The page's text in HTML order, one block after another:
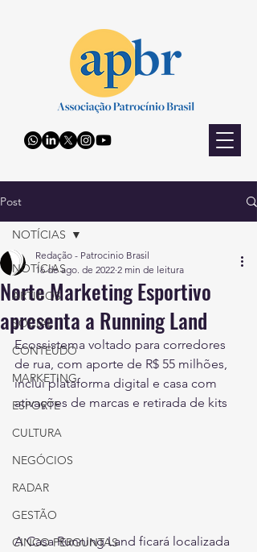
Post
NOTÍCIAS
ARTIGOS
SOCIAL
CONTEÚDO
MARKETING
ESPORTE
CULTURA
NEGÓCIOS
RADAR
GESTÃO
CINCO PERGUNTAS
NOTÍCIAS
Norte Marketing Esportivo
apresenta a Running Land
Redação - Patrocinio Brasil
16 de ago. de 2022 2 min de leitura
Ecossistema voltado para corredores
de rua, com aporte de R$ 55 milhões,
inclui plataforma digital e casa com
ativações de marcas e retirada de kits
A Casa Running Land ficará localizada